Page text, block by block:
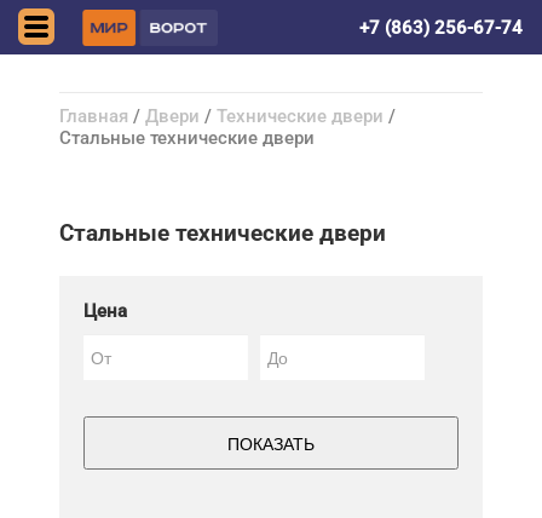
+7 (863) 256-67-74
Главная / Двери / Технические двери /
Стальные технические двери
Стальные технические двери
Цена
ПОКАЗАТЬ